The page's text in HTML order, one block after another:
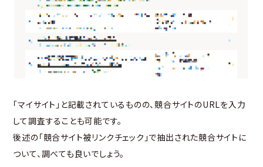
「マイサイト」と記載されているものの、競合サイトのURLを入力
して調査することも可能です。
後述の「競合サイト被リンクチェック」で抽出された競合サイトに
ついて、調べても良いでしょう。